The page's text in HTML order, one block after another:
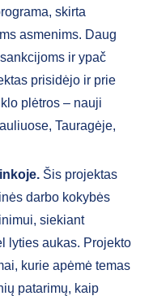
skirta
asmenims. Daug
ir ypač
prisidėjo ir prie
plėtros – nauji
Tauragėje,
Šis projektas
darbo kokybės
siekiant
lyties aukas. Projekto
kurie apėmė temas
patarimų, kaip